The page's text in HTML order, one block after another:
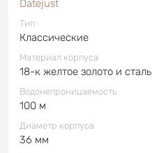
Datejust
Тип
Классические
Материал корпуса
18-к желтое золото и сталь
Водонепроницаемость
100 м
Диаметр корпуса
36 мм